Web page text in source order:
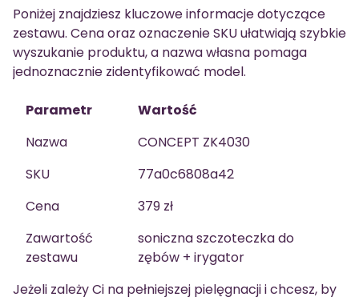
Poniżej znajdziesz kluczowe informacje dotyczące
zestawu. Cena oraz oznaczenie SKU ułatwiają szybkie
wyszukanie produktu, a nazwa własna pomaga
jednoznacznie zidentyfikować model.
Parametr
Wartość
Nazwa
CONCEPT ZK4030
SKU
77a0c6808a42
Cena
379 zł
Zawartość
zestawu
soniczna szczoteczka do
zębów + irygator
Jeżeli zależy Ci na pełniejszej pielęgnacji i chcesz, by